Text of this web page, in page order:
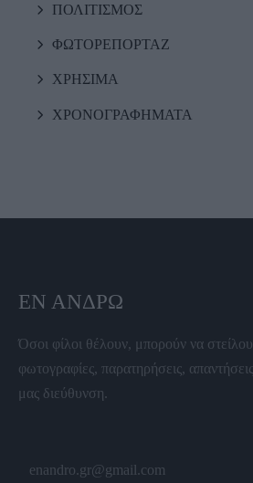
ΠΟΛΙΤΙΣΜΟΣ
ΦΩΤΟΡΕΠΟΡΤΑΖ
ΧΡΗΣΙΜΑ
ΧΡΟΝΟΓΡΑΦΗΜΑΤΑ
ΕΝ ΆΝΔΡΩ
Όσοι φίλοι θέλουν, μπορούν να
φωτογραφίες, παρατηρήσεις,
μας διεύθυνση.
enandro.gr@gmail.com